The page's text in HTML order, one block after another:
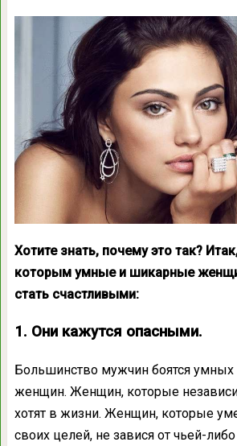
Хотите знать, почему это так?
которым умные и шикарные
стать счастливыми:
1. Они кажутся опасными.
Большинство мужчин боятся
женщин. Женщин, которые
хотят в жизни. Женщин, которые
своих целей, не завися от чьей-